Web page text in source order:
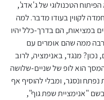
הטכנולוגי של ג'אדג',
לקווין בעודו מדבר. למה
במציאות, הם בדרך-כלל יהיו
ממה שהם אומרים עם
מנגד, באנימציה, לרוב
הוא לופ של שניים-שלושה
ונסגר, ומבלי להוסיף אף
"אנימציית שפת גוף",